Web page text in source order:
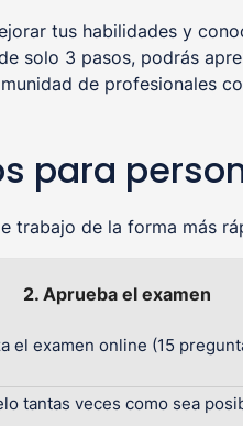
tus habilidades y
solo 3 pasos, podrás
de profesionales
para
trabajo de la forma más
2. Aprueba el examen
el examen online (15
tantas veces como sea